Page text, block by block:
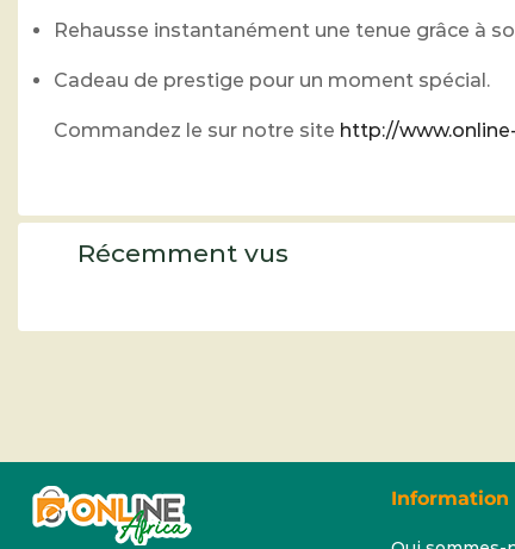
Rehausse instantanément une tenue grâce à
Cadeau de prestige pour un moment spécial.
Commandez le sur notre site http://
Récemment vus
Information